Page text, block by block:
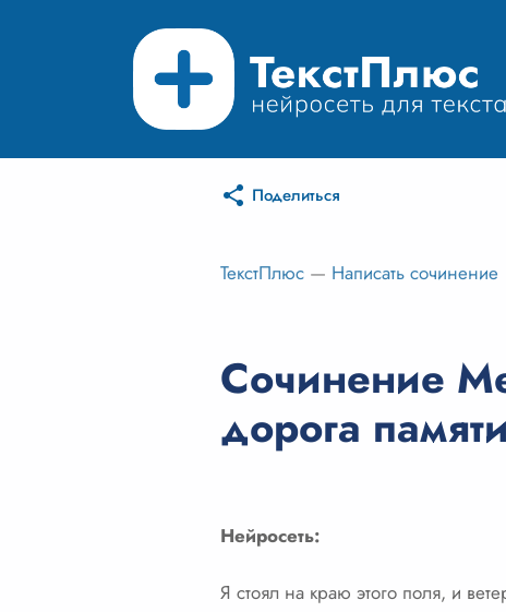
Поделиться
ТекстПлюс — Написать сочинение
Сочинение
дорога
Нейросеть:
Я стоял на краю этого поля, и